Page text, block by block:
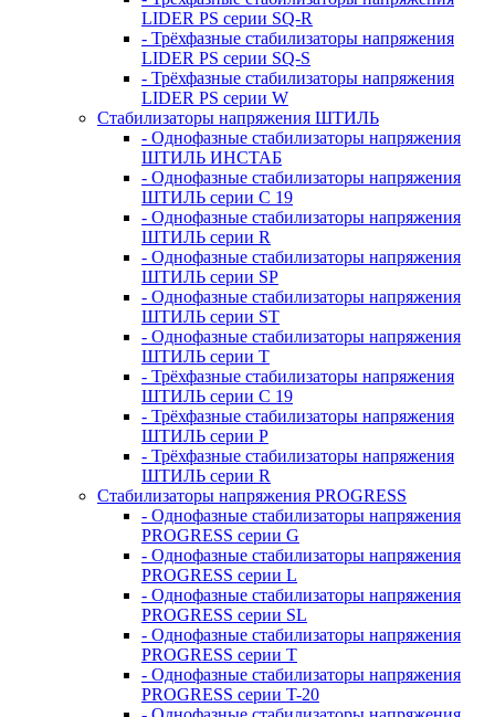
LIDER PS серии SQ-R
- Трёхфазные стабилизаторы напряжения
LIDER PS серии SQ-S
- Трёхфазные стабилизаторы напряжения
LIDER PS серии W
Стабилизаторы напряжения ШТИЛЬ
- Однофазные стабилизаторы напряжения
ШТИЛЬ ИНСТАБ
- Однофазные стабилизаторы напряжения
ШТИЛЬ серии C 19
- Однофазные стабилизаторы напряжения
ШТИЛЬ серии R
- Однофазные стабилизаторы напряжения
ШТИЛЬ серии SP
- Однофазные стабилизаторы напряжения
ШТИЛЬ серии ST
- Однофазные стабилизаторы напряжения
ШТИЛЬ серии T
- Трёхфазные стабилизаторы напряжения
ШТИЛЬ серии C 19
- Трёхфазные стабилизаторы напряжения
ШТИЛЬ серии P
- Трёхфазные стабилизаторы напряжения
ШТИЛЬ серии R
Стабилизаторы напряжения PROGRESS
- Однофазные стабилизаторы напряжения
PROGRESS серии G
- Однофазные стабилизаторы напряжения
PROGRESS серии L
- Однофазные стабилизаторы напряжения
PROGRESS серии SL
- Однофазные стабилизаторы напряжения
PROGRESS серии T
- Однофазные стабилизаторы напряжения
PROGRESS серии T-20